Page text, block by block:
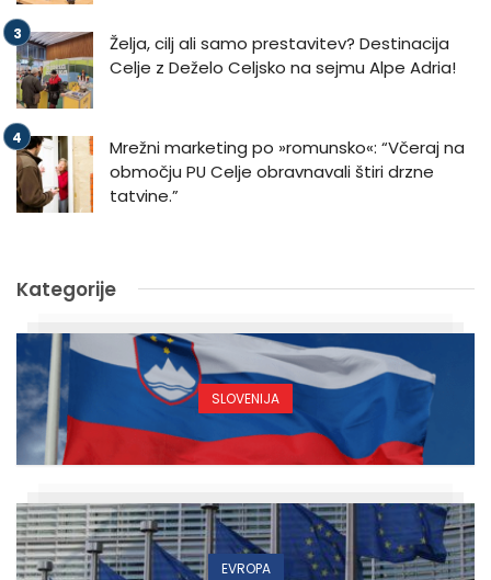
Želja, cilj ali samo prestavitev? Destinacija
Celje z Deželo Celjsko na sejmu Alpe Adria!
Mrežni marketing po »romunsko«: “Včeraj na
območju PU Celje obravnavali štiri drzne
tatvine.”
Kategorije
SLOVENIJA
EVROPA